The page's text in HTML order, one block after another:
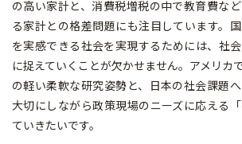
の高い家計と、消費税増税の中で教育費な
る家計との格差問題にも注目しています。
を実感できる社会を実現するためには、社
に捉えていくことが欠かせません。アメリカ
の軽い柔軟な研究姿勢と、日本の社会課題
大切にしながら政策現場のニーズに応える
ていきたいです。